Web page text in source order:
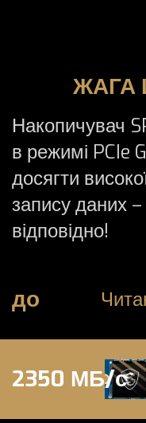
ЖАГА
Накопичувач
в режимі PCIe
досягти
запису даних
відповідно!
до
2350 МБ/с